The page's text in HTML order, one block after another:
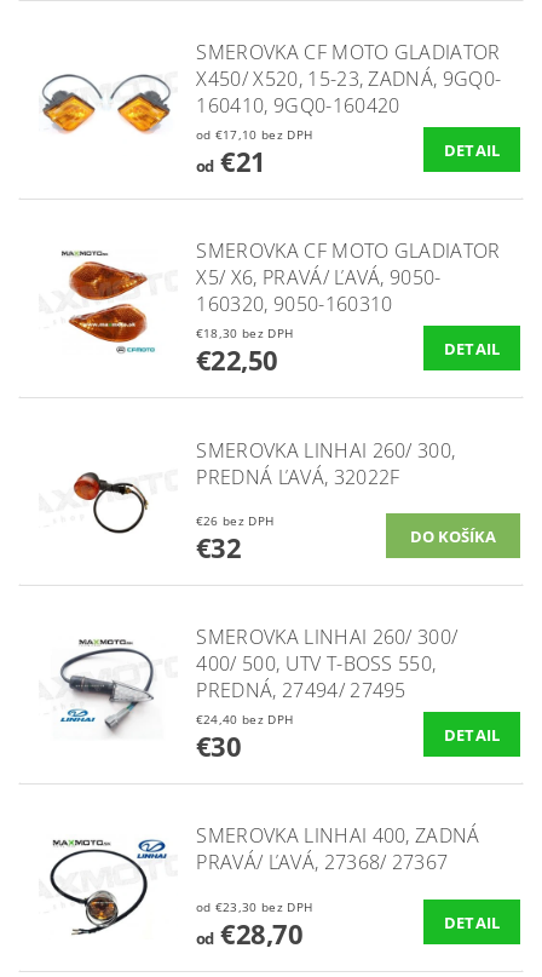
SMEROVKA CF MOTO GLADIATOR
X450/ X520, 15-23, ZADNÁ, 9GQ0-
160410, 9GQ0-160420
od €17,10 bez DPH
od€21 DETAIL
SMEROVKA CF MOTO GLADIATOR
X5/ X6, PRAVÁ/ ĽAVÁ, 9050-
160320, 9050-160310
€18,30 bez DPH
€22,50 DETAIL
SMEROVKA LINHAI 260/ 300,
PREDNÁ ĽAVÁ, 32022F
€26 bez DPH
€32
SMEROVKA LINHAI 260/ 300/
400/ 500, UTV T-BOSS 550,
PREDNÁ, 27494/ 27495
€24,40 bez DPH
€30 DETAIL
SMEROVKA LINHAI 400, ZADNÁ
PRAVÁ/ ĽAVÁ, 27368/ 27367
od €23,30 bez DPH
od€28,70 DETAIL